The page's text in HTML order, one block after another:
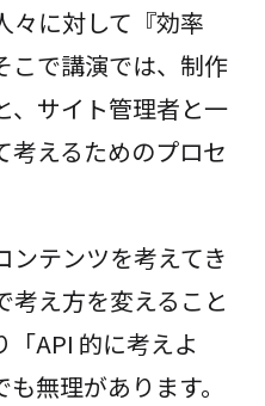
々に対して『効率
こで講演では、制作
、サイト管理者と一
考えるためのプロセ
ンテンツを考えてき
考え方を変えること
「API 的に考えよ
無理があります。